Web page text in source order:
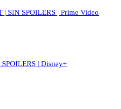
SIN SPOILERS | Prime Video
| Disney+